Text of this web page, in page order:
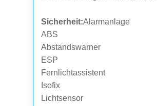
Sicherheit:Alarmanlage
ABS
Abstandswarner
ESP
Fernlichtassistent
Isofix
Lichtsensor